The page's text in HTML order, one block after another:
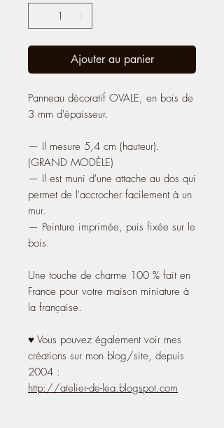
Ajouter au panier
Panneau décoratif OVALE, en bois de
3 mm d'épaisseur.
— Il mesure 5,4 cm (hauteur).
(GRAND MODÈLE)
— Il est muni d'une attache au dos qui
permet de l'accrocher facilement à un
mur.
— Peinture imprimée, puis fixée sur le
bois.
Une touche de charme 100 % fait en
France pour votre maison miniature à
la française.
♥ Vous pouvez également voir mes
créations sur mon blog/site, depuis
2004 :
http://atelier-de-lea.blogspot.com